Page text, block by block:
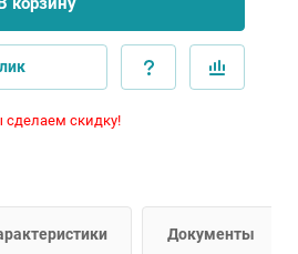
скидку!
Документы